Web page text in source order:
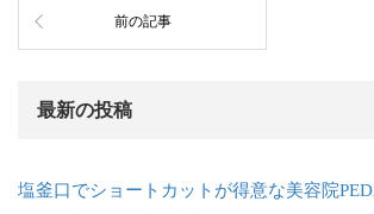
前の記事
最新の投稿
塩釜口でショートカットが得意な美容院